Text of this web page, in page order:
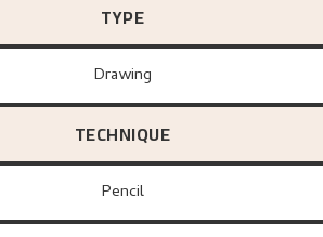
TYPE
Drawing
TECHNIQUE
Pencil